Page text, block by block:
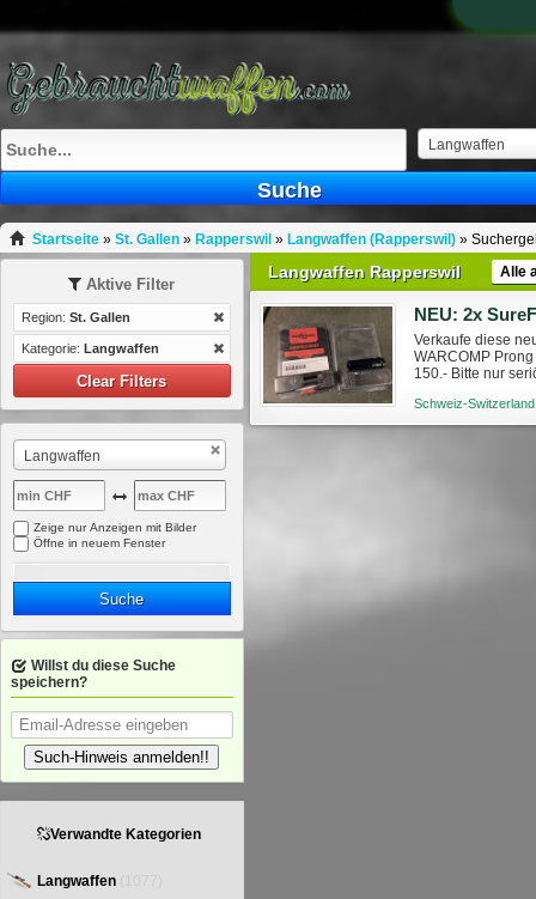
Langwaffen
Suche
Startseite» St. Gallen» Rapperswil » Langwaffen (Rapperswil)»
Langwaffen Rapperswil Alle
NEU: 2x
Verkaufe diese
WARCOMP
150.- Bitte nur
Schweiz-
Aktive Filter
Region: St. Gallen
Kategorie: Langwaffen
Clear Filters
Langwaffen
Zeige nur Anzeigen mit Bilder
Öffne in neuem Fenster
Suche
Willst du diese Suche
speichern?
Such-Hinweis anmelden!!
Verwandte Kategorien
Langwaffen